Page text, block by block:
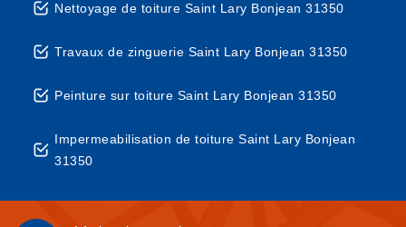
Nettoyage de toiture Saint Lary Bonjean 31350
Travaux de zinguerie Saint Lary Bonjean 31350
Peinture sur toiture Saint Lary Bonjean 31350
Impermeabilisation de toiture Saint Lary Bonjean
31350